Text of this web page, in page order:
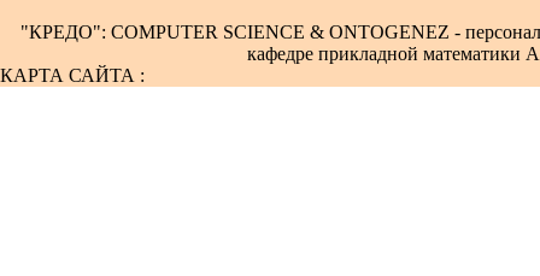
"КРЕДО": COMPUTER SCIENCE & ONTOGENEZ -
кафедре прикладной математики
КАРТА САЙТА :